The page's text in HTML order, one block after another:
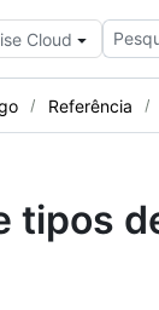
Cloud
Referência
tipos